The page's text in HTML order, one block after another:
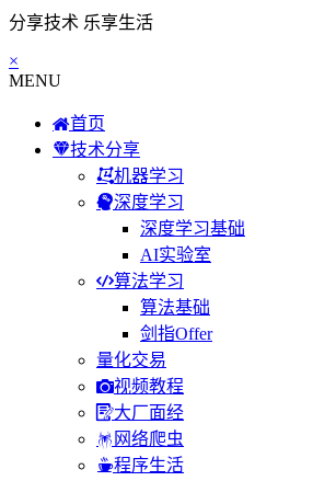
分享技术 乐享生活
×
MENU
首页
技术分享
机器学习
深度学习
深度学习基础
AI实验室
算法学习
算法基础
剑指Offer
量化交易
视频教程
大厂面经
网络爬虫
程序生活